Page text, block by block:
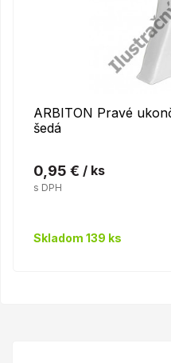
ARBITON Pravé
šedá
0,95 € / ks
s DPH
Skladom 139 ks